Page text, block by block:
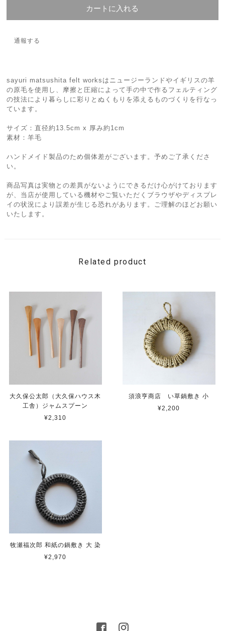
カートに入れる
通報する
sayuri matsushita felt worksはニュージーランドやイギリスの羊
の原毛を使用し、摩擦と圧縮によって手の中で作るフェルティング
の技法により暮らしに彩りとぬくもりを添えるものづくりを行なっ
ています。
サイズ：直径約13.5cm x 厚み約1cm
素材：羊毛
ハンドメイド製品のため個体差がございます。予めご了承くださ
い。
商品写真は実物との差異がないようにできるだけ心がけております
が、当店が使用している機材やご覧いただくブラウザやディスプレ
イの状況により誤差が生じる恐れがあります。ご理解のほどお願い
いたします。
Related product
大久保公太郎（大久保ハウス木
工舎）ジャムスプーン
¥2,310
須浪亨商店 い草鍋敷き 小
¥2,200
牧瀬福次郎 和紙の鍋敷き 大 染
¥2,970